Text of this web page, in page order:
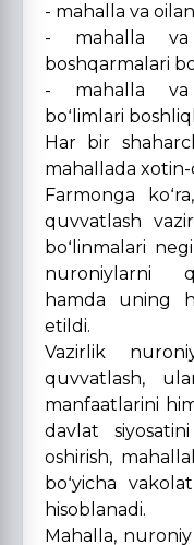
- mahalla va
- mahalla va
boshqarmalari
- mahalla va
boʻlimlari
Har bir
mahallada
Farmonga
quvvatlash
boʻlinmalari
nuroniylarni
hamda uning
etildi.
Vazirlik
quvvatlash,
manfaatlarini
davlat
oshirish,
boʻyicha
hisoblanadi.
Mahalla,